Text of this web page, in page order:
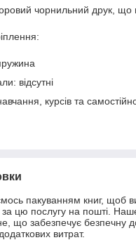
чорнильний друк, що
відсутні
курсів та
пакуванням книг, щоб
цю послугу на пошті.
що забезпечує безпечну
витрат.